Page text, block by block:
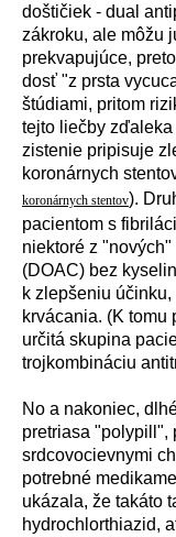
doštičiek - dual
zákroku, ale môžu
prekvapujúce,
dosť "z prsta
štúdiami, pritom
tejto liečby
zistenie pripisuje
koronárnych
koronárnych stentov).
pacientom s fibril á
niektoré z "nových"
(DOAC) bez
k zlepšeniu účinku,
krvácania. (K tomu
určitá skupina
trojkombináciu
No a nakoniec, dlh
pretriasa "polypill",
srdcovocievnymi
potrebné
ukázala, že takáto
hydrochlorthiazid,